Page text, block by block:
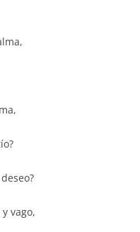
vago,